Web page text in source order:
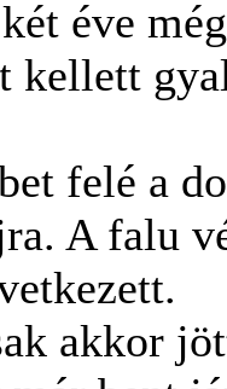
éve
kellett
felé a
A falu
akkor